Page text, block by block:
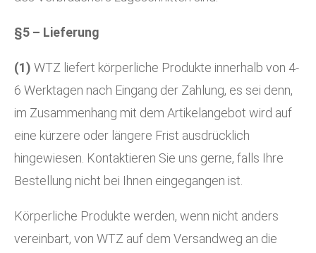
§5 – Lieferung
(1) WTZ liefert körperliche Produkte innerhalb von 4-
6 Werktagen nach Eingang der Zahlung, es sei denn,
im Zusammenhang mit dem Artikelangebot wird auf
eine kürzere oder längere Frist ausdrücklich
hingewiesen. Kontaktieren Sie uns gerne, falls Ihre
Bestellung nicht bei Ihnen eingegangen ist.
Körperliche Produkte werden, wenn nicht anders
vereinbart, von WTZ auf dem Versandweg an die